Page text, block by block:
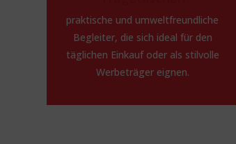
praktische und umweltfreundliche
Begleiter, die sich ideal für den
täglichen Einkauf oder als stilvolle
Werbeträger eignen.